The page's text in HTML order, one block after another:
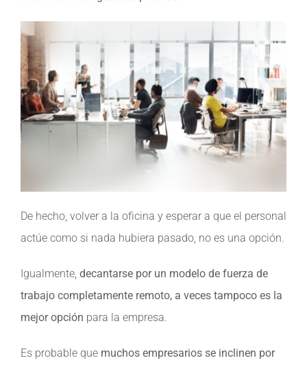
De hecho, volver a la oficina y esperar a que el personal
actúe como si nada hubiera pasado, no es una opción.
Igualmente, decantarse por un modelo de fuerza de
trabajo completamente remoto, a veces tampoco es la
mejor opción para la empresa.
Es probable que muchos empresarios se inclinen por